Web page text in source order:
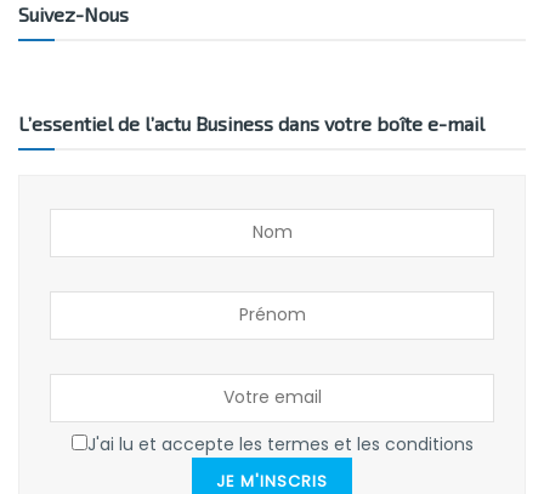
Suivez-Nous
L’essentiel de l’actu Business dans votre boîte e-mail
J'ai lu et accepte les termes et les conditions
JE M'INSCRIS